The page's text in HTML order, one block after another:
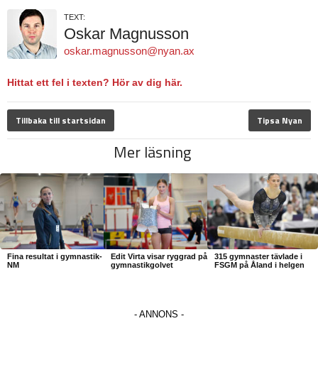
TEXT:
Oskar Magnusson
oskar.magnusson@nyan.ax
Hittat ett fel i texten? Hör av dig här.
Tillbaka till startsidan Tipsa Nyan
Mer läsning
Fina resultat i gymnastik-
NM
Edit Virta visar ryggrad på
gymnastikgolvet
315 gymnaster tävlade i
FSGM på Åland i helgen